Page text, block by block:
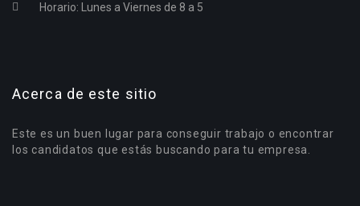
Horario: Lunes a Viernes de 8 a 5
Acerca de este sitio
Este es un buen lugar para conseguir trabajo o encontrar
los candidatos que estás buscando para tu empresa.